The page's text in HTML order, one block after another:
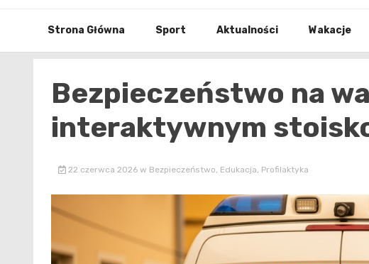
Strona Główna Sport Aktualności Wakacje
Bezpieczeństwo na
interaktywnym
22 czerwca 2026 w Bezpieczeństwo, Edukacja, Profilaktyka